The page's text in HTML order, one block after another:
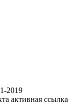
2019
активная ссылка